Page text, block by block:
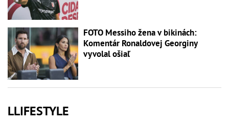
FOTO Messiho žena v bikinách:
Komentár Ronaldovej Georginy
vyvolal ošiaľ
LLIFESTYLE